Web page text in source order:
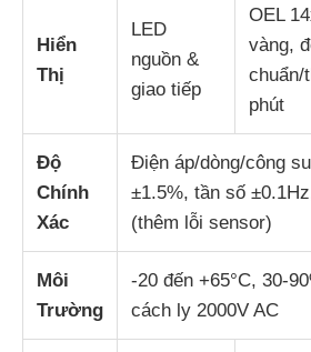
Hiển
Thị
LED
nguồn &
giao tiếp
OEL
vàng,
chuẩn/
phút
Độ
Chính
Xác
Điện áp/dòng/công
±1.5%, tần số
(thêm lỗi sensor)
Môi
Trường
-20 đến +65°C, 30-
cách ly 2000V AC